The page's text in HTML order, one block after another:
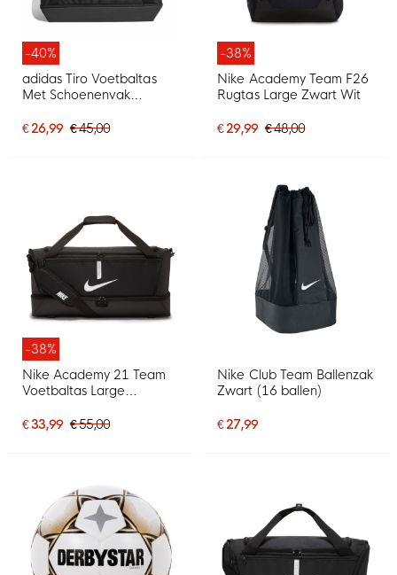
-40%
adidas Tiro Voetbaltas
Met Schoenenvak
€ 26,99 € 45,00
-38%
Nike Academy Team F26
Rugtas Large Zwart Wit
€ 29,99 € 48,00
-38%
Nike Academy 21 Team
Voetbaltas Large
€ 33,99 € 55,00
Nike Club Team Ballenzak
Zwart (16 ballen)
€ 27,99